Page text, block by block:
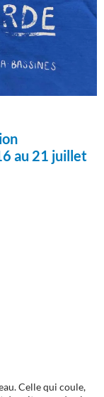
au 21 juillet
Celle qui coule,